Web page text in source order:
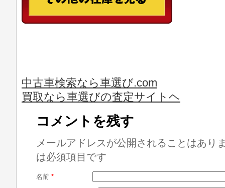
中古車検索なら車選び.com
買取なら車選びの査定サイトヘ
コメントを残す
メールアドレスが公開されることはあり
は必須項目です
名前 *